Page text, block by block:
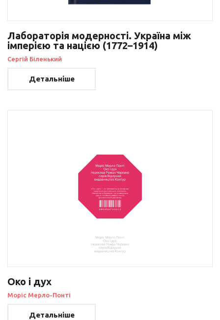
Лабораторія модерності. Україна між
імперією та нацією (1772–1914)
Сергій Біленький
Детальніше
Око і дух
Моріс Мерло-Понті
Детальніше